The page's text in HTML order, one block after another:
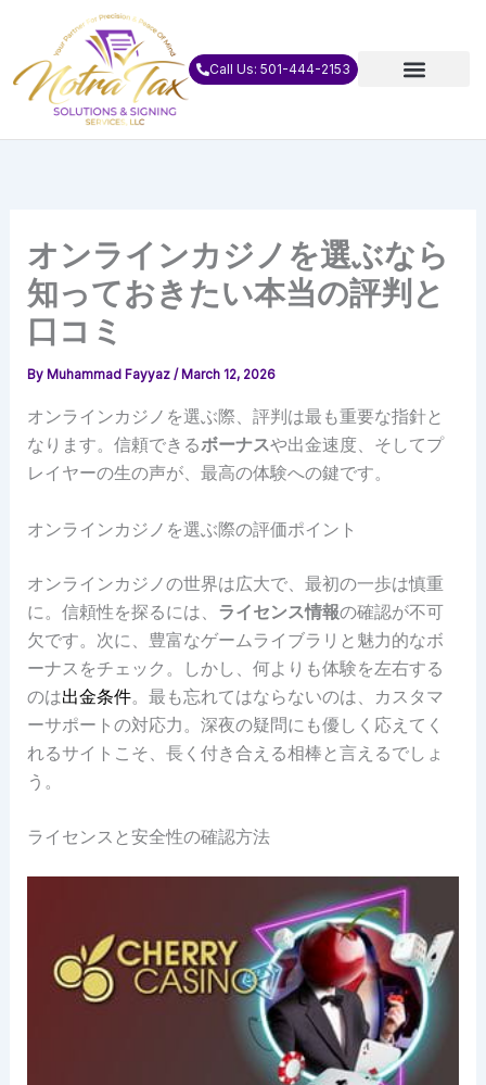
content
Call Us: 501-444-2153
オンラインカジノを選ぶなら
知っておきたい本当の評判と
口コミ
By Muhammad Fayyaz / March 12, 2026
オンラインカジノを選ぶ際、評判は最も重要な指針と
なります。信頼できるボーナスや出金速度、そしてプ
レイヤーの生の声が、最高の体験への鍵です。
オンラインカジノを選ぶ際の評価ポイント
オンラインカジノの世界は広大で、最初の一歩は慎重
に。信頼性を探るには、 ライセンス情報の確認が不可
欠です。次に、豊富なゲームライブラリと魅力的なボ
ーナスをチェック。しかし、何よりも体験を左右する
のは出金条件。最も忘れてはならないのは、カスタマ
ーサポートの対応力。深夜の疑問にも優しく応えてく
れるサイトこそ、長く付き合える相棒と言えるでしょ
う。
ライセンスと安全性の確認方法